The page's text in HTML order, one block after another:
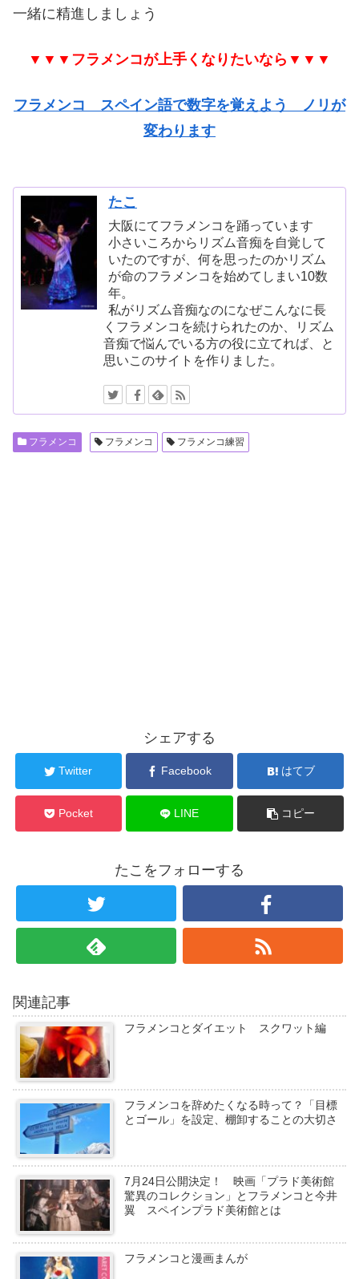
一緒に精進しましょう
▼▼▼フラメンコが上手くなりたいなら▼▼▼
フラメンコ スペイン語で数字を覚えよう ノリが
変わります
たこ
大阪にてフラメンコを踊っています
小さいころからリズム音痴を自覚して
いたのですが、何を思ったのかリズム
が命のフラメンコを始めてしまい10数
年。
私がリズム音痴なのになぜこんなに長
くフラメンコを続けられたのか、リズム
音痴で悩んでいる方の役に立てれば、と
思いこのサイトを作りました。
フラメンコ フラメンコ フラメンコ練習
シェアする
Twitter Facebook はてブ
Pocket LINE コピー
たこをフォローする
関連記事
フラメンコとダイエット スクワット編
フラメンコを辞めたくなる時って？「目標
とゴール」を設定、棚卸することの大切さ
7月24日公開決定！ 映画「プラド美術館
驚異のコレクション」とフラメンコと今井
翼 スペインプラド美術館とは
フラメンコと漫画まんが